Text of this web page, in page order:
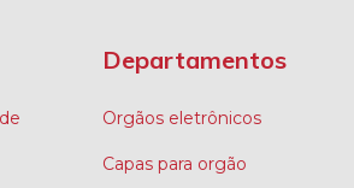
Departamentos
Orgãos eletrônicos
Capas para orgão